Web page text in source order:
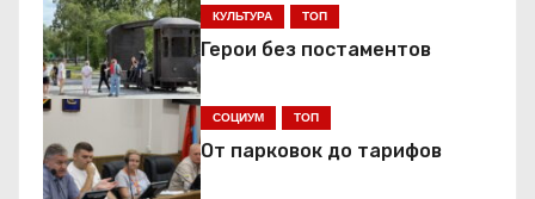
ц
и
я
п
КУЛЬТУРА ТОП
Герои без постаментов
СОЦИУМ ТОП
От парковок до тарифов